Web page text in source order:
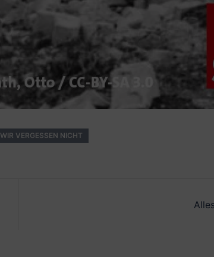
WIR VERGESSEN NICHT